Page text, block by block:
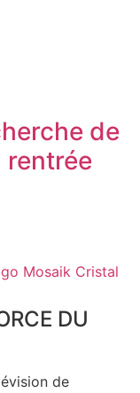
de
rentrée
DU
de